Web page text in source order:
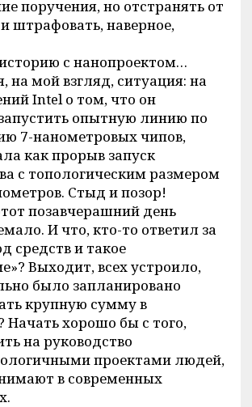
поручения, но отстранять от
штрафовать, наверное,
с нанопроектом…
на мой взгляд, ситуация: на
Intel о том, что он
опытную линию по
7-нанометровых чипов,
как прорыв запуск
с топологическим размером
Стыд и позор!
позавчерашний день
И что, кто-то ответил за
средств и такое
Выходит, всех устроило,
было запланировано
крупную сумму в
Начать хорошо бы с того,
на руководство
проектами людей,
в современных